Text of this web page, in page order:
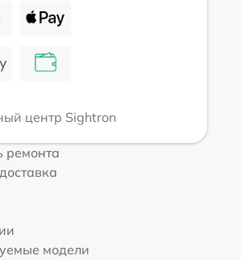
центр Sightron
ремонта
модели